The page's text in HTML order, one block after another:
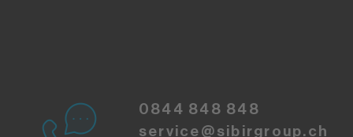
0844 848 848
service@sibirgroup.ch